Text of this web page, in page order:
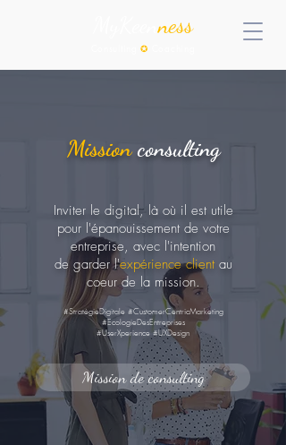
MyKeenness
✪
Missionconsulting
Inviter le digital, là où il est utile
pour l'épanouissement de votre
entreprise, avec l'intention
de garder l'expérience client au
coeur de la mission.
#StratégieDigitale #CustomerCentricMarketing
#EcologieDesEntreprises
#UserXperience #UXDesign
Mission de consulting